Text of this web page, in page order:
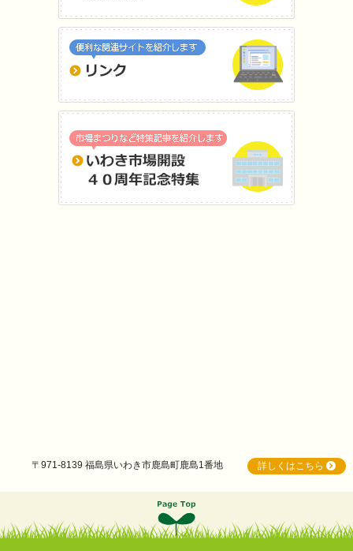
〒971-8139 福島県いわき市鹿島町鹿島1番地 詳しくはこちら